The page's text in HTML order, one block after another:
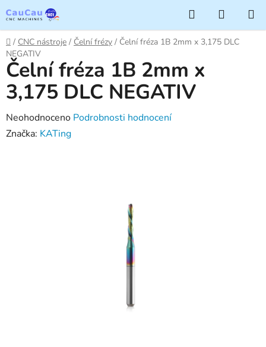
na
obsah
Hledat
KOŠÍK
Domů
/ CNC nástroje / Čelní frézy / Čelní fréza 1B 2mm x 3,175 DLC
NEGATIV
Čelní fréza 1B 2mm x
3,175 DLC NEGATIV
Průměrné
hodnocení
Neohodnoceno Podrobnosti hodnocení
Značka: KATing